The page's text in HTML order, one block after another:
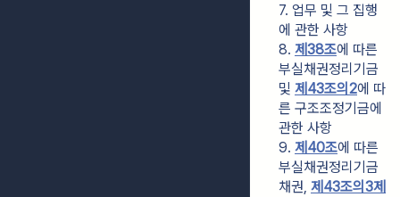
7. 업무 및 그 집행
에 관한 사항
8. 제38조에 따른
부실채권정리기금
및 제43조의2에 따
른 구조조정기금에
관한 사항
9. 제40조에 따른
부실채권정리기금
채권, 제43조의3제